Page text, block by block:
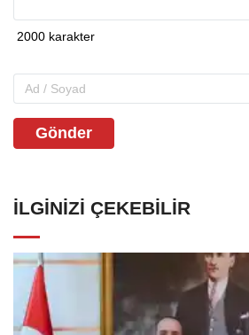
Gönder
İLGINIZI ÇEKEBILIR